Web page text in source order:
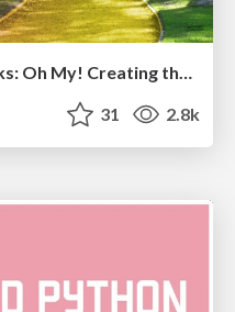
Templates, Plugins, & Blocks: Oh My! Creating the theme that thinks of everything
31 2.8k